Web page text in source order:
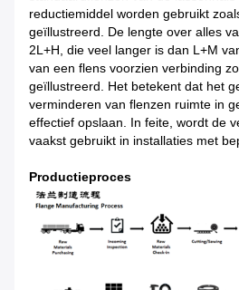
reductiemiddel worden gebruikt
geïllustreerd. De lengte over alles
2L+H, die veel langer is dan L+M
van een flens voorzien verbinding
geïllustreerd. Het betekent dat het
verminderen van flenzen ruimte in
effectief opslaan. In feite, wordt de
vaakst gebruikt in installaties met
Productieproces